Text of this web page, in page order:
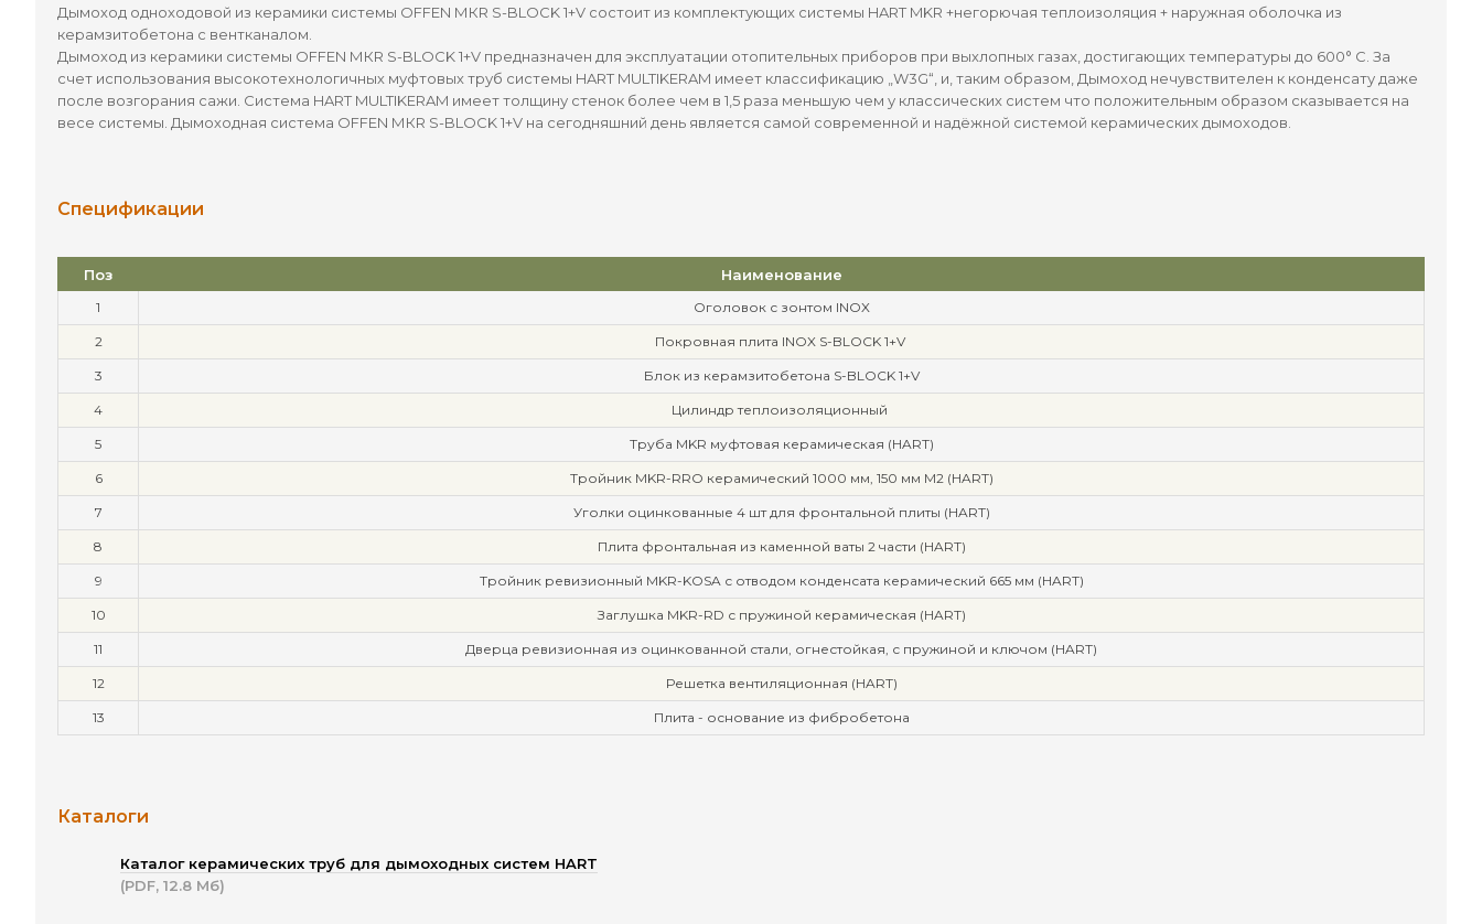
Дымоход одноходовой из керамики системы OFFEN МКR S-BLOCK 1+V состоит из комплектующих системы HART MKR +негорючая теплоизоляция + наружная оболочка из
керамзитобетона с вентканалом.
Дымоход из керамики системы OFFEN МКR S-BLOCK 1+V предназначен для эксплуатации отопительных приборов при выхлопных газах, достигающих температуры до 600° C. За
счет использования высокотехнологичных муфтовых труб системы HART MULTIKERAM имеет классификацию „W3G“, и, таким образом, Дымоход нечувствителен к конденсату даже
после возгорания сажи. Система HART MULTIKERAM имеет толщину стенок более чем в 1,5 раза меньшую чем у классических систем что положительным образом сказывается на
весе системы. Дымоходная система OFFEN МКR S-BLOCK 1+V на сегодняшний день является самой современной и надёжной системой керамических дымоходов.
Спецификации
Поз Наименование
1 Оголовок с зонтом INOX
2 Покровная плита INOX S-BLOCK 1+V
3 Блок из керамзитобетона S-BLOCK 1+V
4 Цилиндр теплоизоляционный
5 Труба MKR муфтовая керамическая (HART)
6 Тройник MKR-RRO керамический 1000 мм, 150 мм М2 (HART)
7 Уголки оцинкованные 4 шт для фронтальной плиты (HART)
8 Плита фронтальная из каменной ваты 2 части (HART)
9 Тройник ревизионный MKR-KOSA с отводом конденсата керамический 665 мм (HART)
10 Заглушка MKR-RD с пружиной керамическая (HART)
11 Дверца ревизионная из оцинкованной стали, огнестойкая, с пружиной и ключом (HART)
12 Решетка вентиляционная (HART)
13 Плита - основание из фибробетона
Каталоги
Каталог керамических труб для дымоходных систем HART
(PDF, 12.8 Мб)